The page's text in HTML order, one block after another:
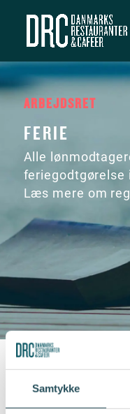
Samtykke
ARBEJDSRET
FERIE
Alle
feriegodtgørelse
Læs mere om
ARBEJDSRET